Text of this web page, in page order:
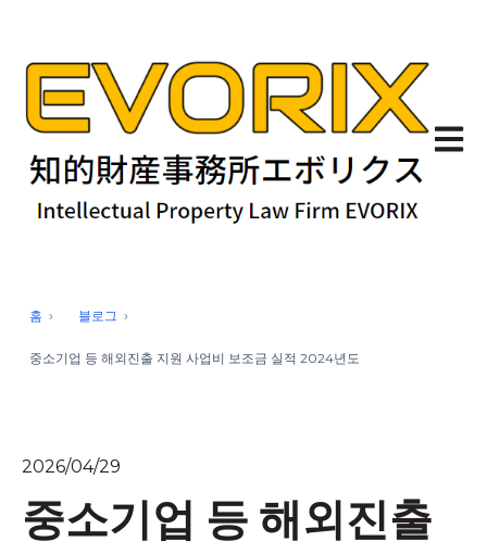
기본
홈 블로그
중소기업 등 해외진출 지원 사업비 보조금 실적 2024년도
2026/04/29
중소기업 등 해외진출